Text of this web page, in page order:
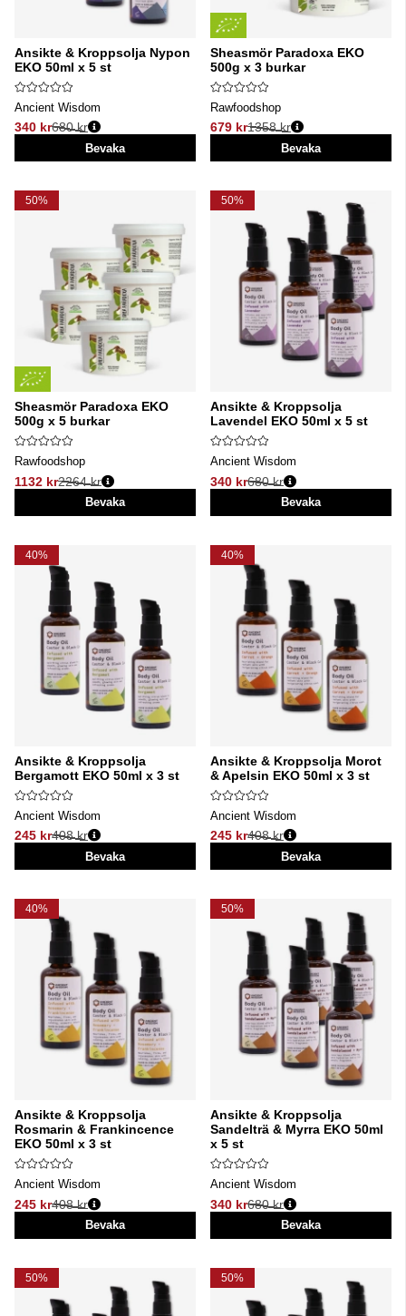
Ansikte & Kroppsolja Nypon
EKO 50ml x 5 st
Ancient Wisdom
340 kr
Ordinarie pris:
680 kr
Bevaka
Sheasmör Paradoxa EKO
500g x 3 burkar
Rawfoodshop
679 kr
Ordinarie pris:
1358 kr
Bevaka
50%
Sheasmör Paradoxa EKO
500g x 5 burkar
Rawfoodshop
1132 kr
Ordinarie pris:
2264 kr
Bevaka
50%
Ansikte & Kroppsolja
Lavendel EKO 50ml x 5 st
Ancient Wisdom
340 kr
Ordinarie pris:
680 kr
Bevaka
40%
Ansikte & Kroppsolja
Bergamott EKO 50ml x 3 st
Ancient Wisdom
245 kr
Ordinarie pris:
408 kr
Bevaka
40%
Ansikte & Kroppsolja Morot
& Apelsin EKO 50ml x 3 st
Ancient Wisdom
245 kr
Ordinarie pris:
408 kr
Bevaka
40%
Ansikte & Kroppsolja
Rosmarin & Frankincence
EKO 50ml x 3 st
Ancient Wisdom
245 kr
Ordinarie pris:
408 kr
Bevaka
50%
Ansikte & Kroppsolja
Sandelträ & Myrra EKO 50ml
x 5 st
Ancient Wisdom
340 kr
Ordinarie pris:
680 kr
Bevaka
50% 50%